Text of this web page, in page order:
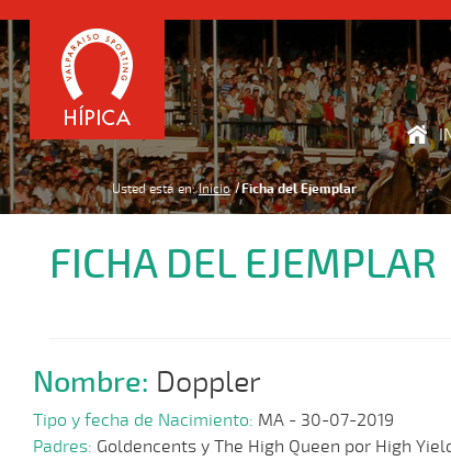
Usted está en: Inicio Ficha del Ejemplar
FICHA DEL EJEMPLAR
Nombre: Doppler
Tipo y fecha de Nacimiento: MA - 30-07-2019
Padres: Goldencents y The High Queen por High